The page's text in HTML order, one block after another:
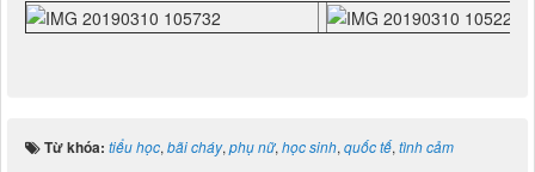
Từ khóa: tiểu học, bãi cháy, phụ nữ, học sinh, quốc tế, tình cảm